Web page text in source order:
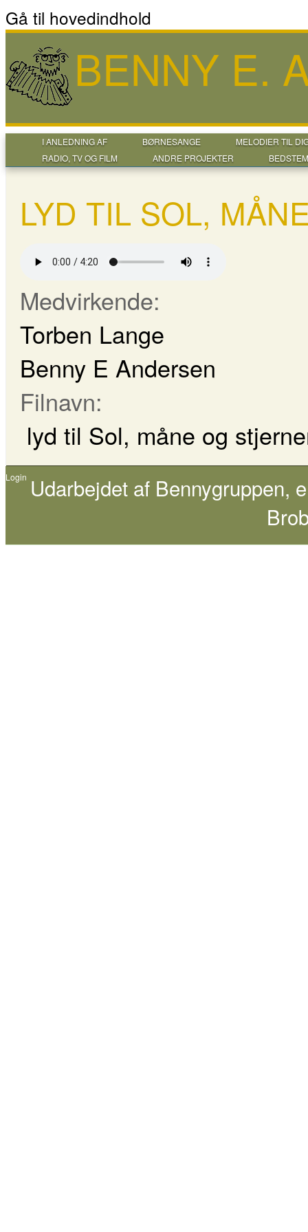
Gå til hovedindhold
BENNY E.
I ANLEDNING AF BØRNESANGE
MELODIER TIL
RADIO, TV OG FILM
ANDRE PROJEKTER
LYD TIL SOL,
Medvirkende:
Torben Lange
Benny E Andersen
Filnavn:
lyd til Sol, måne og
Login Udarbejdet af Bennygruppen,